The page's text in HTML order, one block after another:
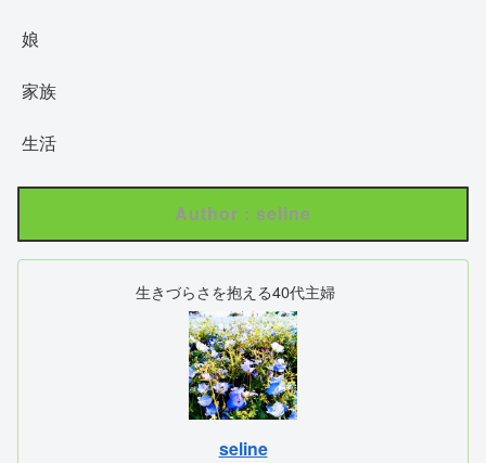
娘
家族
生活
Author : seline
生きづらさを抱える40代主婦
seline